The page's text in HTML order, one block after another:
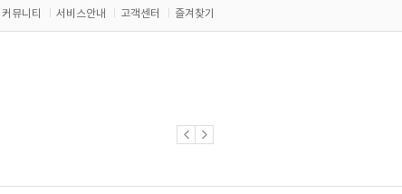
커뮤니티 서비스안내 고객센터 즐겨찾기